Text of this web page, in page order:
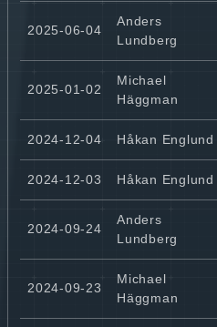
2025-06-04
Anders
Lundberg
2025-01-02
Michael
Häggman
2024-12-04 Håkan Englund
2024-12-03 Håkan Englund
2024-09-24
Anders
Lundberg
2024-09-23
Michael
Häggman